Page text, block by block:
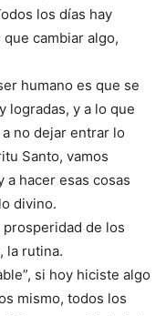
los días hay
cambiar algo,
humano es que se
logradas, y a lo que
no dejar entrar lo
Santo, vamos
a hacer esas cosas
divino.
prosperidad de los
la rutina.
si hoy hiciste algo
mismo, todos los